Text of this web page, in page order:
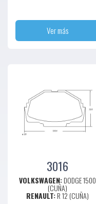
Ver más
3016
VOLKSWAGEN:DODGE 1500
(CUÑA)
RENAULT:R 12 (CUÑA)